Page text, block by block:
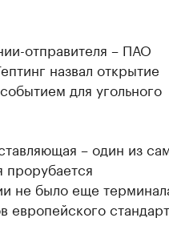
отправителя – ПАО
назвал открытие
для угольного
– один из
прорубается
не было еще
европейского